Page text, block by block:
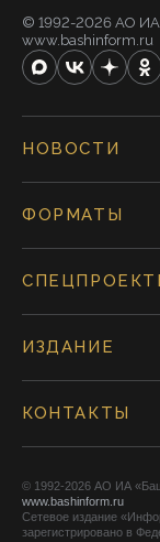
© 1992-2026 АО
www.bashinform.ru
НОВОСТИ
ФОРМАТЫ
ИЗДАНИЕ
КОНТАКТЫ
© 1992-2026 АО ИА
www.bashinform.ru
Сетевое издание
зарегистрировано в